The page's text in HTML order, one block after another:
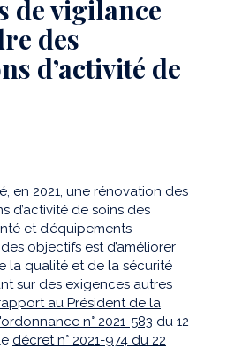
de vigilance
des
d’activité de
en 2021, une rénovation des
d’activité de soins des
et d’équipements
objectifs est d’améliorer
la qualité et de la sécurité
sur des exigences autres
au Président de la
n° 2021-583 du 12
décret n° 2021-974 du 22